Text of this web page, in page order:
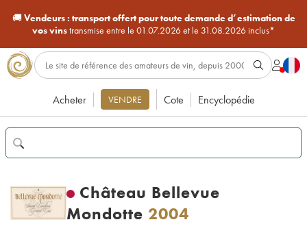
🚚Vendeurs : transport offert pour toute demande d’estimation de
vos vinstransmise entre le 01.07.2026 et le 31.08.2026 inclus*
Acheter VENDRE Cote Encyclopédie
Château Bellevue
Mondotte 2004